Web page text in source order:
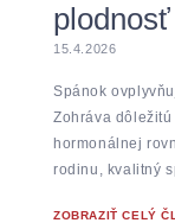
15.4.2026
Spánok
Zohráva
hormonálnej
rodinu, kvalitný
ZOBRAZIŤ CELÝ